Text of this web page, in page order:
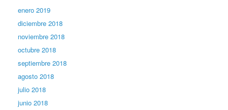
enero 2019
diciembre 2018
noviembre 2018
octubre 2018
septiembre 2018
agosto 2018
julio 2018
junio 2018